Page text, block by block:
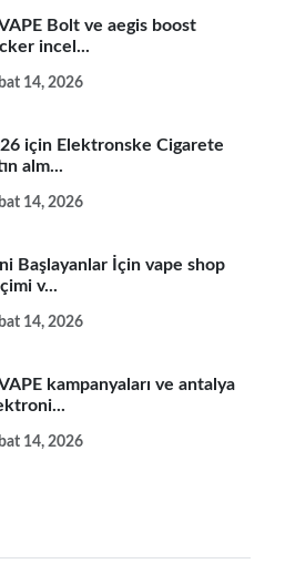
Bolt ve aegis boost
incel...
14, 2026
için Elektronske Cigarete
alm...
14, 2026
Başlayanlar İçin vape shop
v...
14, 2026
kampanyaları ve antalya
14, 2026